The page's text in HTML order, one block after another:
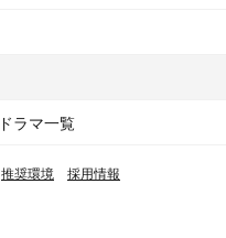
ドラマ一覧
推奨環境 採用情報